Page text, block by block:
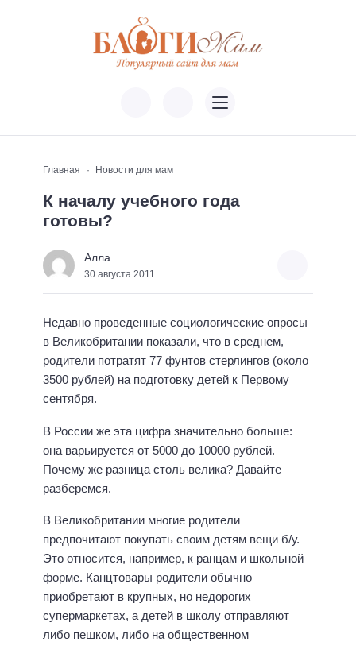
Главная Новости для мам
К началу учебного года
готовы?
Алла
30 августа 2011
Недавно проведенные социологические опросы
в Великобритании показали, что в среднем,
родители потратят 77 фунтов стерлингов (около
3500 рублей) на подготовку детей к Первому
сентября.
В России же эта цифра значительно больше:
она варьируется от 5000 до 10000 рублей.
Почему же разница столь велика? Давайте
разберемся.
В Великобритании многие родители
предпочитают покупать своим детям вещи б/у.
Это относится, например, к ранцам и школьной
форме. Канцтовары родители обычно
приобретают в крупных, но недорогих
супермаркетах, а детей в школу отправляют
либо пешком, либо на общественном